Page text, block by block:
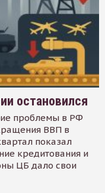
остановился
проблемы в РФ
ВВП в
показал
кредитования и
ЦБ дало свои